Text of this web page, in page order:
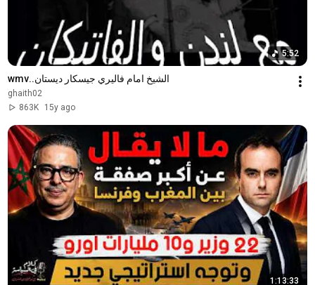
5:52
الشيخ امام فاليري جيسكار ديستان..wmv
ghaith02
863K
15y ago
1:13:33